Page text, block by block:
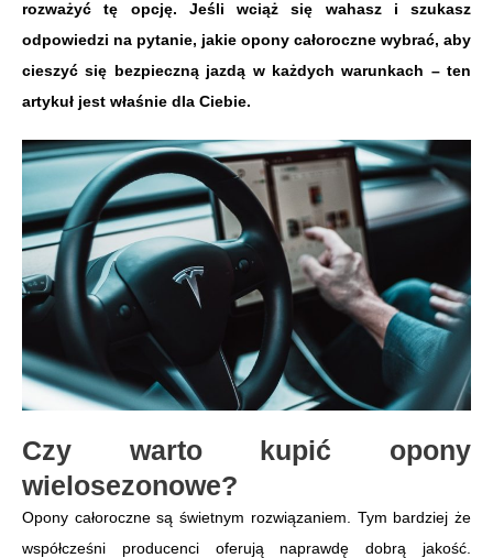
rozważyć tę opcję. Jeśli wciąż się wahasz i szukasz
odpowiedzi na pytanie, jakie opony całoroczne wybrać, aby
cieszyć się bezpieczną jazdą w każdych warunkach – ten
artykuł jest właśnie dla Ciebie.
Czy warto kupić opony
wielosezonowe?
Opony całoroczne są świetnym rozwiązaniem. Tym bardziej że
współcześni producenci oferują naprawdę dobrą jakość.